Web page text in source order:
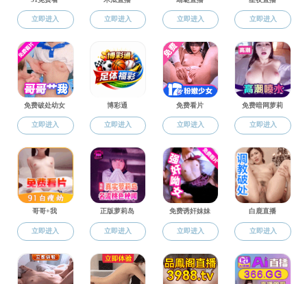
培养模式
学历学位
培养特色
招生就业
法语教学
校企合作
充分借鉴法国工程
展过程中努力探索培养
用工程师人才；探索创
于国家大外交。
根据学校“具有高
师专业的培养目标为：
具有“全球视野、
培养出的学生应具
· 通晓国际规则、
· 系统思维、多学
· 创新性解决不确
· 工程伦理道德责
· 组织、协作领导